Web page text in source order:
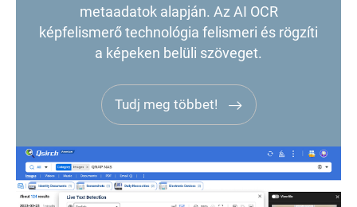
metaadatok alapján. Az AI OCR
képfelismerő technológia felismeri és rögzíti
a képeken belüli szöveget.
Tudj meg többet!